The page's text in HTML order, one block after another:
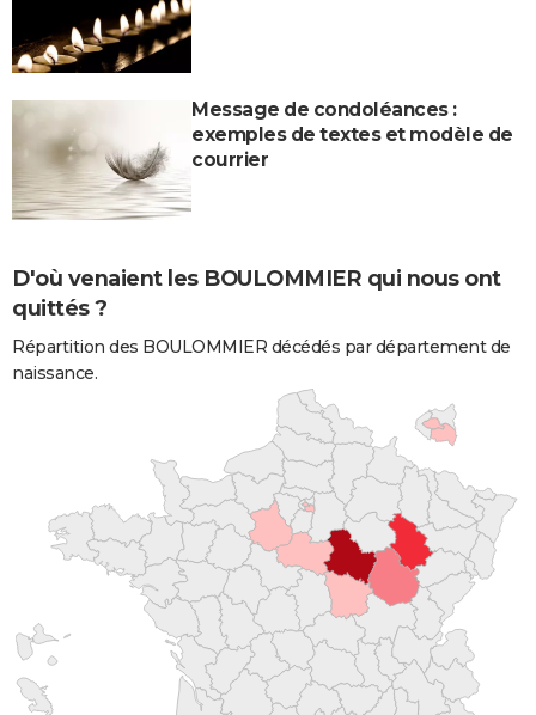
Message de condoléances :
exemples de textes et modèle de
courrier
D'où venaient les BOULOMMIER qui nous ont
quittés ?
Répartition des BOULOMMIER décédés par département de
naissance.